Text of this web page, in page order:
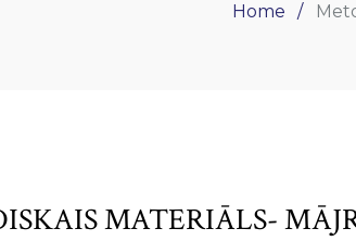
Home
MATERIĀLS-